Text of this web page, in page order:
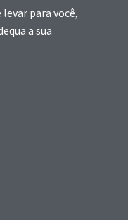
para você,
a sua